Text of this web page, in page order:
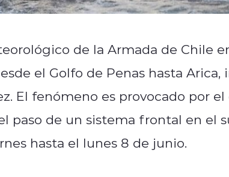
de la Armada de Chile
el Golfo de Penas hasta
El fenómeno es provocado por
paso de un sistema frontal en el
hasta el lunes 8 de junio.